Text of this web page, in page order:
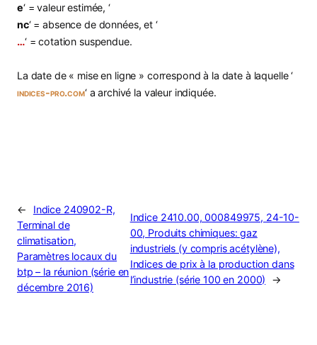
e‘ = valeur estimée, ‘
nc‘ = absence de données, et ‘
…‘ = cotation suspendue.
La date de « mise en ligne » correspond à la date à laquelle ‘
indices-pro.com‘ a archivé la valeur indiquée.
←
Indice 240902-R,
Terminal de
climatisation,
Paramètres locaux du
btp – la réunion (série en
décembre 2016)
Indice 2410.00, 000849975, 24-10-
00, Produits chimiques: gaz
industriels (y compris acétylène),
Indices de prix à la production dans
l’industrie (série 100 en 2000)
→